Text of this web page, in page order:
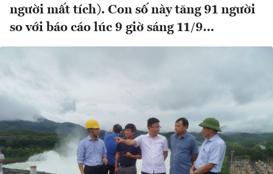
người mất tích). Con số này tăng 91 người
so với báo cáo lúc 9 giờ sáng 11/9…